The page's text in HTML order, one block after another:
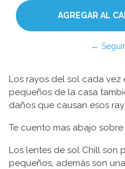
←
Los rayos del sol cada vez
pequeños de la casa
daños que causan esos
Te cuento mas abajo sobre
Los lentes de sol Chill son
pequeños, además son